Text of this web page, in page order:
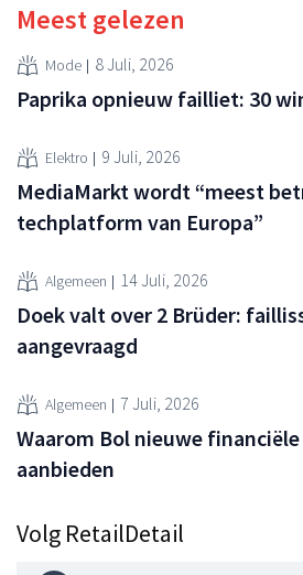
Meest gelezen
Mode 8 Juli, 2026
Paprika opnieuw failliet: 30
Elektro 9 Juli, 2026
MediaMarkt wordt “meest
techplatform van Europa”
Algemeen 14 Juli, 2026
Doek valt over 2 Brüder:
aangevraagd
Algemeen 7 Juli, 2026
Waarom Bol nieuwe
aanbieden
Volg RetailDetail